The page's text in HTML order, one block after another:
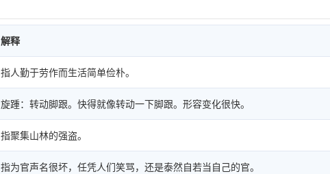
解释
指人勤于劳作而生活简单俭朴。
旋踵：转动脚跟。快得就像转动一下脚跟。形容变化很快。
指聚集山林的强盗。
指为官声名很坏，任凭人们笑骂，还是泰然自若当自己的官。